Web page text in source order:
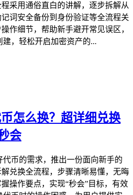
采用通俗直白的讲解，逐步拆解从
词安全备份到身份验证等全流程关
作细节，帮助新手避开常见误区，
，轻松开启加密资产的...
怎么换？超详细兑换
会
币的需求，推出一份面向新手的
兑换全流程，步骤清晰易懂，无晦
操作要点，实现“秒会”目标，有效